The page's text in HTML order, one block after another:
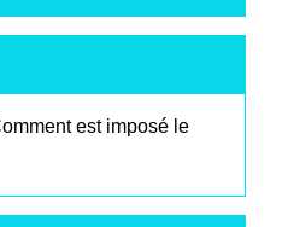
est imposé le